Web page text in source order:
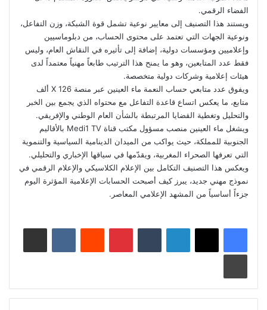
الفضاء الرقمي.
ويستند هذا التصنيف إلى معايير نوعية تشمل قوة الشبكة، وزن التفاعل،
ونوعية الجهات التي تعتمد على محتوى الحساب، من دبلوماسيين
وإعلاميين ومؤسسات دولية، إضافة إلى تأثيره في النقاش العام، وليس
فقط عدد المتابعين، وهو ما يمنح هذا الترتيب طابعاً مهنياً معتمداً لدى
هيئات إعلامية وشركات دولية متخصصة.
ويفوق عدد متابعي حساب النعمة ماء العينين عبر منصة X 126 ألف
متابع، ما يعكس اتساع قاعدة التفاعل مع محتواه الذي يجمع بين الخبر
والتحليل وتغطية القضايا المرتبطة بالشأن العام الوطني والإفريقي.
ويشغل ماء العينين منصب مسؤول مكتب قناة Medi1 TV بالأقاليم
الجنوبية للمملكة، حيث يواكب من الميدان الدينامية السياسية والتنموية
التي تعرفها الصحراء المغربية، ويقدّمها في سياقها الإخباري والتحليلي.
ويعكس هذا التصنيف التكامل بين الإعلام الكلاسيكي والإعلام الرقمي في
نموذج مهني جديد، يبرز كيف أصبحت الحسابات الإعلامية المؤثرة اليوم
جزءاً أساسياً من المشهد الإعلامي المعاصر.
لينكدإن بينتيريست مشاركة عبر البريد
طباعة